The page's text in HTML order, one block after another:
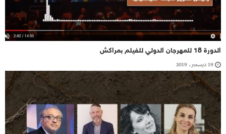
الدورة 18 للمهرجان الدولي للفيلم بمراكش
19 ديسمبر، 2019